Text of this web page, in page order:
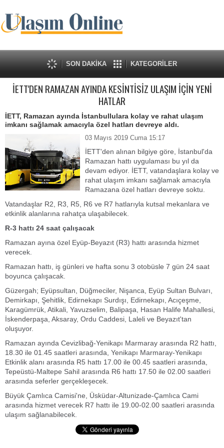
SON DAKİKA KATEGORİLER
İETT'DEN RAMAZAN AYINDA KESİNTİSİZ ULAŞIM İÇİN YENİ
HATLAR
İETT, Ramazan ayında İstanbullulara kolay ve rahat ulaşım
imkanı sağlamak amacıyla özel hatları devreye aldı.
03 Mayıs 2019 Cuma 15:17
İETT'den alınan bilgiye göre, İstanbul'da
Ramazan hattı uygulaması bu yıl da
devam ediyor. İETT, vatandaşlara kolay ve
rahat ulaşım imkanı sağlamak amacıyla
Ramazana özel hatları devreye soktu.
Vatandaşlar R2, R3, R5, R6 ve R7 hatlarıyla kutsal mekanlara ve
etkinlik alanlarına rahatça ulaşabilecek.
R-3 hattı 24 saat çalışacak
Ramazan ayına özel Eyüp-Beyazıt (R3) hattı arasında hizmet
verecek.
Ramazan hattı, iş günleri ve hafta sonu 3 otobüsle 7 gün 24 saat
boyunca çalışacak.
Güzergah; Eyüpsultan, Düğmeciler, Nişanca, Eyüp Sultan Bulvarı,
Demirkapı, Şehitlik, Edirnekapı Surdışı, Edirnekapı, Acıçeşme,
Karagümrük, Atikali, Yavuzselim, Balipaşa, Hasan Halife Mahallesi,
İskenderpaşa, Aksaray, Ordu Caddesi, Laleli ve Beyazıt'tan
oluşuyor.
Ramazan ayında Cevizlibağ-Yenikapı Marmaray arasında R2 hattı,
18.30 ile 01.45 saatleri arasında, Yenikapı Marmaray-Yenikapı
Etkinlik alanı arasında R5 hattı 17.00 ile 00.45 saatleri arasında,
Tepeüstü-Maltepe Sahil arasında R6 hattı 17.50 ile 02.00 saatleri
arasında seferler gerçekleşecek.
Büyük Çamlıca Camisi'ne, Üsküdar-Altunizade-Çamlıca Cami
arasında hizmet verecek R7 hattı ile 19.00-02.00 saatleri arasında
ulaşım sağlanabilecek.